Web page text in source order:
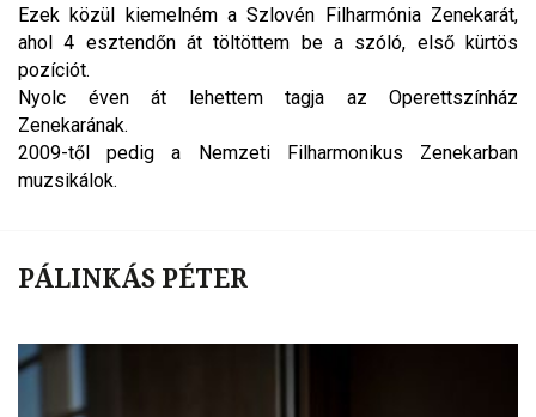
Ezek közül kiemelném a Szlovén Filharmónia Zenekarát,
ahol 4 esztendőn át töltöttem be a szóló, első kürtös
pozíciót.
Nyolc éven át lehettem tagja az Operettszínház
Zenekarának.
2009-től pedig a Nemzeti Filharmonikus Zenekarban
muzsikálok.
PÁLINKÁS PÉTER